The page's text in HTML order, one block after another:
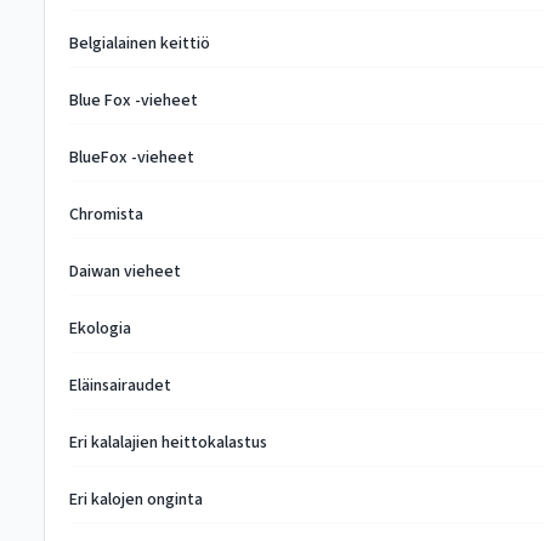
Belgialainen keittiö
Blue Fox -vieheet
BlueFox -vieheet
Chromista
Daiwan vieheet
Ekologia
Eläinsairaudet
Eri kalalajien heittokalastus
Eri kalojen onginta